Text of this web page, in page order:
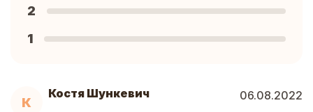
К
Костя Шункевич
06.08.2022
2
1